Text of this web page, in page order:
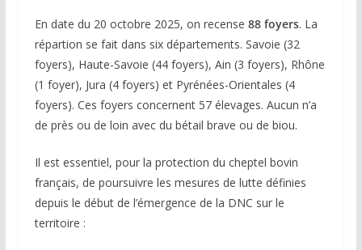
En date du 20 octobre 2025, on recense 88 foyers. La
répartion se fait dans six départements. Savoie (32
foyers), Haute-Savoie (44 foyers), Ain (3 foyers), Rhône
(1 foyer), Jura (4 foyers) et Pyrénées-Orientales (4
foyers). Ces foyers concernent 57 élevages. Aucun n’a
de près ou de loin avec du bétail brave ou de biou.
Il est essentiel, pour la protection du cheptel bovin
français, de poursuivre les mesures de lutte définies
depuis le début de l’émergence de la DNC sur le
territoire :